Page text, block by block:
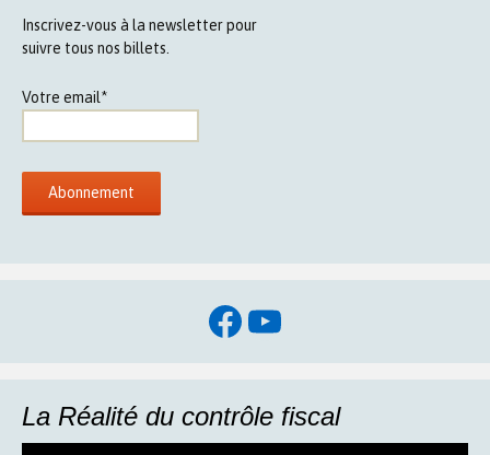
Inscrivez-vous à la newsletter pour
suivre tous nos billets.
Votre email*
Facebook
YouTube
La Réalité du contrôle fiscal